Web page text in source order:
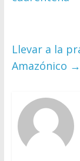
Llevar a la
Amazónico →